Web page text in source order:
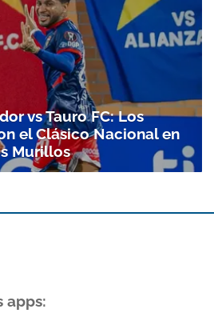
a nuestro boletín.
ACEPTAR
vs Tauro FC: Los
el Clásico Nacional en
Murillos
apps: